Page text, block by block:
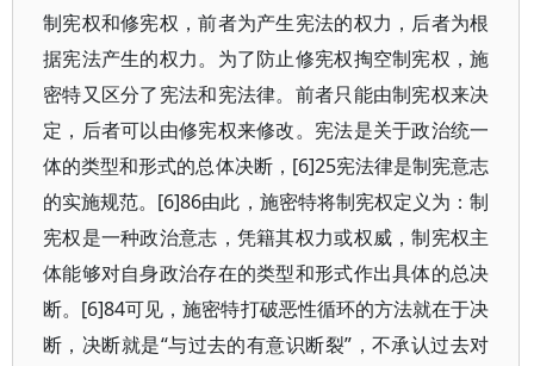
制宪权和修宪权，前者为产生宪法的权力，后者为根
据宪法产生的权力。为了防止修宪权掏空制宪权，施
密特又区分了宪法和宪法律。前者只能由制宪权来决
定，后者可以由修宪权来修改。宪法是关于政治统一
体的类型和形式的总体决断，[6]25宪法律是制宪意志
的实施规范。[6]86由此，施密特将制宪权定义为：制
宪权是一种政治意志，凭籍其权力或权威，制宪权主
体能够对自身政治存在的类型和形式作出具体的总决
断。[6]84可见，施密特打破恶性循环的方法就在于决
断，决断就是“与过去的有意识断裂”，不承认过去对